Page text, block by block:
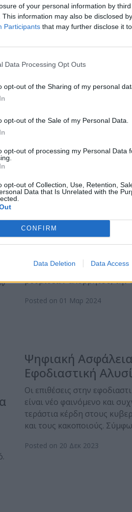
of your personal information by
This information may also be disclosed
Participants that may further disclose it
Data Processing Opt Outs
opt-out of the Sharing of my personal
opt-out of the Sale of my Personal Data.
opt-out of processing my Personal Data
opt-out of Collection, Use, Retention,
Data that Is Unrelated with the
CONFIRM
Data Deletion Data Access
Sophos MDR –
εσάς, ακόμα και
Η υπηρεσία
κυβερνοασφάλειας παρέχει
ανταποκριθούν με…
Keeper. Πως να
μέσα κοινωνικής
Μπορείτε να αποτρέψετε
«ταυτότητάς» σας στα μέσα
δικτύωσης με την
ρυθμίσεων απορρήτου, την
Posted on 01 Μαρ 2024
Ψηφιακή
Εφοδιαστική
Οι επιθέσεις στην
είναι νέο φαινόμενο και
τεράστια κέρδη στους
και τους κακοποιούς.
Posted on 20 Δεκ 2023